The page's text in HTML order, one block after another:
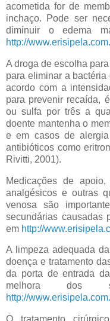
acometida for de
inchaço. Pode ser
diminuir o edema
http://
A droga de escolha
para eliminar a
acordo com a
para prevenir recaída,
ou sulfa por três a
doente mantenha o
e em casos de
antibióticos como
Rivitti, 2001).
Medicações de apoio,
analgésicos e outras
venosa são
secundárias causadas
em http://
A limpeza adequada
doença e tratamento
da porta de entrada
melhora dos
http://